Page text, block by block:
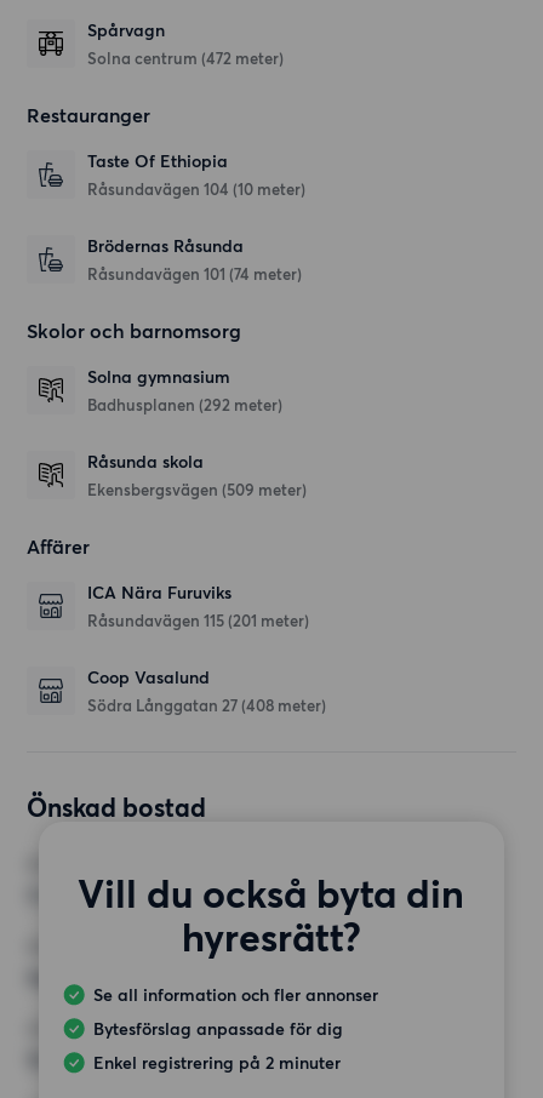
Spårvagn
Solna centrum (472 meter)
Restauranger
Taste Of Ethiopia
Råsundavägen 104 (10 meter)
Brödernas Råsunda
Råsundavägen 101 (74 meter)
Skolor och barnomsorg
Solna gymnasium
Badhusplanen (292 meter)
Råsunda skola
Ekensbergsvägen (509 meter)
Affärer
ICA Nära Furuviks
Råsundavägen 115 (201 meter)
Coop Vasalund
Södra Långgatan 27 (408 meter)
Önskad bostad
Vill du också byta din
hyresrätt?
Se all information och fler annonser
Bytesförslag anpassade för dig
Enkel registrering på 2 minuter
MINST ANTAL KVADRATMETER
HÖGSTA HYRA
12 500 kr